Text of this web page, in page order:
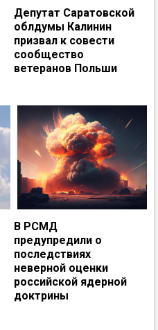
Депутат Саратовской
облдумы Калинин
призвал к совести
сообщество
ветеранов Польши
В РСМД
предупредили о
последствиях
неверной оценки
российской ядерной
доктрины